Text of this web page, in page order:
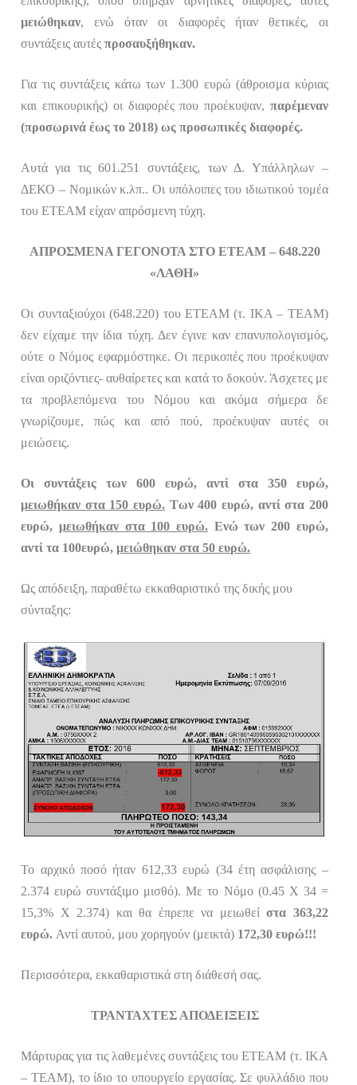
μειώθηκαν, ενώ όταν οι διαφορές ήταν θετικές, οι
συντάξεις αυτέςπροσαυξήθηκαν.
Για τις συντάξεις κάτω των 1.300 ευρώ (άθροισμα κύριας
και επικουρικής) οι διαφορές που προέκυψαν, παρέμεναν
(προσωρινά έως το 2018) ως προσωπικές διαφορές.
Αυτά για τις 601.251 συντάξεις, των Δ. Υπάλληλων –
ΔΕΚΟ – Νομικών κ.λπ.. Οι υπόλοιπες του ιδιωτικού τομέα
τουΕΤΕΑΜ είχαν απρόσμενη τύχη.
ΑΠΡΟΣΜΕΝΑ ΓΕΓΟΝΟΤΑ ΣΤΟ ΕΤΕΑΜ – 648.220
«ΛΑΘΗ»
Οι συνταξιούχοι (648.220) του ΕΤΕΑΜ(τ. ΙΚΑ – ΤΕΑΜ)
δεν είχαμε την ίδια τύχη. Δεν έγινε καν επανυπολογισμός,
ούτε ο Νόμος εφαρμόστηκε. Οι περικοπές που προέκυψαν
είναι οριζόντιες- αυθαίρετες και κατά το δοκούν. Άσχετες με
τα προβλεπόμενα του Νόμου και ακόμα σήμερα δε
γνωρίζουμε, πώς και από πού, προέκυψαν αυτές οι
μειώσεις.
Οι συντάξεις των 600 ευρώ, αντί στα 350 ευρώ,
μειωθήκαν στα 150 ευρώ. Των 400 ευρώ, αντί στα 200
ευρώ, μειωθήκαν στα 100 ευρώ. Ενώ των 200 ευρώ,
αντί τα 100ευρώ,μειώθηκαν στα 50 ευρώ.
Ως απόδειξη, παραθέτω εκκαθαριστικότης δικής μου
σύνταξης:
Το αρχικό ποσό ήταν 612,33 ευρώ (34 έτη ασφάλισης –
2.374 ευρώ συντάξιμο μισθό). Με το Νόμο (0.45 Χ 34 =
15,3% Χ 2.374) και θα έπρεπε να μειωθείστα 363,22
ευρώ. Αντί αυτού, μου χορηγούν (μεικτά) 172,30 ευρώ!!!
Περισσότερα, εκκαθαριστικά στη διάθεσή σας.
ΤΡΑΝΤΑΧΤΕΣ ΑΠΟΔΕΙΞΕΙΣ
Μάρτυρας για τις λαθεμένες συντάξεις του ΕΤΕΑΜ (τ. ΙΚΑ
– ΤΕΑΜ), το ίδιο το υπουργείο εργασίας. Σε φυλλάδιο που